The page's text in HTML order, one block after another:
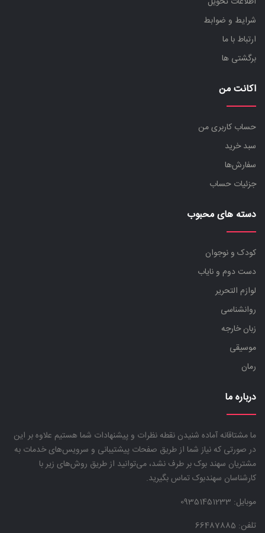
شرایط و ضوابط
ارتباط با ما
برگشتی ها
اکانت من
حساب کاربری من
سبد خرید
سفارش‌ها
جزئیات حساب
دسته های محبوب
کودک و نوجوان
دست دوم و نایاب
لوازم التحریر
روانشناسی
زبان خارجه
موسیقی
رمان
درباره ما
ما مشتاقانه آماده شنیدن نقطه نظرات و پیشنهادات شما هستیم علاوه بر این
در صورتی که نیاز شما از طریق صفحات پیشتیبانی و سرویس‌های خدمات به
مشتریان سهند بوک بر طرف نشد، می‌توانید از طریق روش‌های زیر با
کارشناسان سهندبوک تماس بگیرید.
موبایل:
تلفن: 66487885